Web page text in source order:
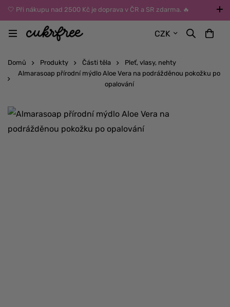
🤍 Při nákupu nad 2500 Kč je doprava v ČR a SR zdarma. 🔥
UPOZORNĚNÍ: Během léta vybírejte dopravu kurýrem nebo do Z-
BOXů umístěných uvnitř budov. Reklamace zboží způsobené
CZK
Domů Produkty Části těla
Pleť, vlasy, nehty
Almarasoap přírodní mýdlo Aloe Vera na podrážděnou pokožku po
opalování